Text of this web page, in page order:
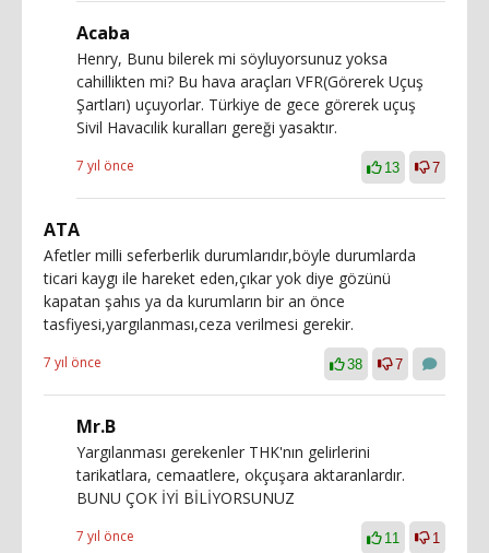
Acaba
Henry, Bunu bilerek mi söyluyorsunuz yoksa
cahillikten mi? Bu hava araçları VFR(Görerek Uçuş
Şartları) uçuyorlar. Türkiye de gece görerek uçuş
Sivil Havacılik kuralları gereği yasaktır.
7 yıl önce 13 7
ATA
Afetler milli seferberlik durumlarıdır,böyle durumlarda
ticari kaygı ile hareket eden,çıkar yok diye gözünü
kapatan şahıs ya da kurumların bir an önce
tasfiyesi,yargılanması,ceza verilmesi gerekir.
7 yıl önce 38 7
Mr.B
Yargılanması gerekenler THK'nın gelirlerini
tarikatlara, cemaatlere, okçuşara aktaranlardır.
BUNU ÇOK İYİ BİLİYORSUNUZ
7 yıl önce 11 1